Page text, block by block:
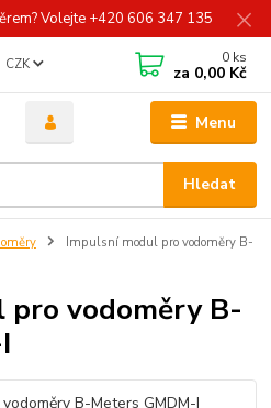
Volejte +420 606 347 135
Menu
CZK
Hledat
0 ks
za 0,00 Kč
Impulsní modul pro vodoměry B-
vodoměry B-